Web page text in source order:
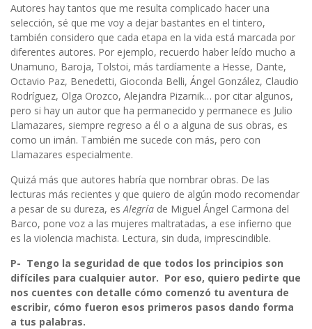
Autores hay tantos que me resulta complicado hacer una
selección, sé que me voy a dejar bastantes en el tintero,
también considero que cada etapa en la vida está marcada por
diferentes autores. Por ejemplo, recuerdo haber leído mucho a
Unamuno, Baroja, Tolstoi, más tardíamente a Hesse, Dante,
Octavio Paz, Benedetti, Gioconda Belli, Ángel González, Claudio
Rodríguez, Olga Orozco, Alejandra Pizarnik… por citar algunos,
pero si hay un autor que ha permanecido y permanece es Julio
Llamazares, siempre regreso a él o a alguna de sus obras, es
como un imán. También me sucede con más, pero con
Llamazares especialmente.
Quizá más que autores habría que nombrar obras. De las
lecturas más recientes y que quiero de algún modo recomendar
a pesar de su dureza, es Alegría de Miguel Ángel Carmona del
Barco, pone voz a las mujeres maltratadas, a ese infierno que
es la violencia machista. Lectura, sin duda, imprescindible.
P- Tengo la seguridad de que todos los principios son
difíciles para cualquier autor. Por eso, quiero pedirte que
nos cuentes con detalle cómo comenzó tu aventura de
escribir, cómo fueron esos primeros pasos dando forma
a tus palabras.